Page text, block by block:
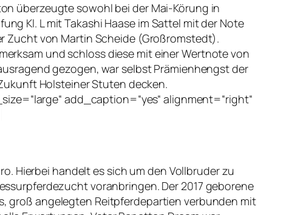
überzeugte sowohl bei der Mai-Körung in
Kl. L mit Takashi Haase im Sattel mit der Note
Zucht von Martin Scheide (Großromstedt).
und schloss diese mit einer Wertnote von
gezogen, war selbst Prämienhengst der
Holsteiner Stuten decken.
add_caption=“yes“ alignment=“right“
Hierbei handelt es sich um den Vollbruder zu
voranbringen. Der 2017 geborene
groß angelegten Reitpferdepartien verbunden mit